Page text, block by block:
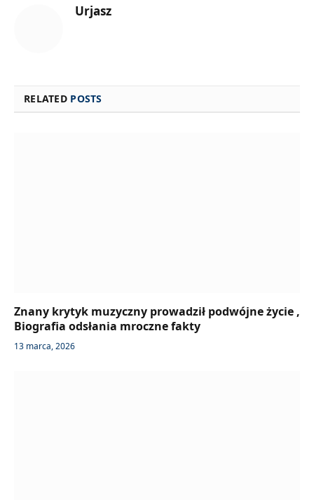
Urjasz
RELATED POSTS
Znany krytyk muzyczny prowadził podwójne życie ,
Biografia odsłania mroczne fakty
13 marca, 2026